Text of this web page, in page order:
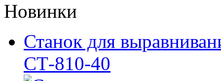
Новинки
Станок для
СТ-810-40